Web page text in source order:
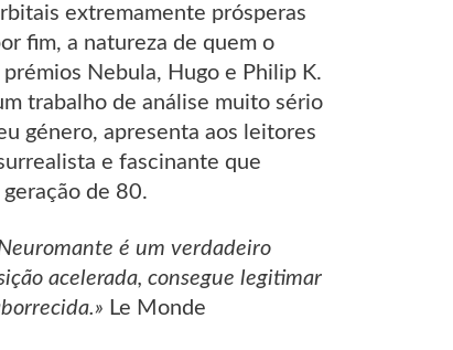
extremamente prósperas
fim, a natureza de quem o
Nebula, Hugo e Philip K.
trabalho de análise muito sério
género, apresenta aos leitores
e fascinante que
de 80.
é um verdadeiro
acelerada, consegue legitimar
Le Monde